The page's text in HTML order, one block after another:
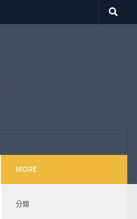
MORE
分類